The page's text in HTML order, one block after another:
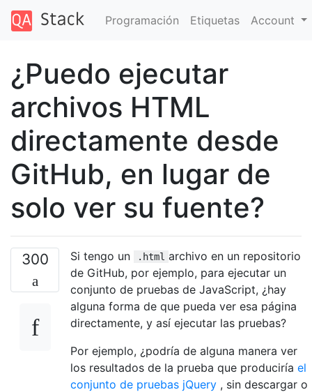
Programación Etiquetas Account
¿Puedo ejecutar
archivos HTML
directamente desde
GitHub, en lugar de
solo ver su fuente?
300 Si tengo un .html archivo en un repositorio
de GitHub, por ejemplo, para ejecutar un
conjunto de pruebas de JavaScript, ¿hay
alguna forma de que pueda ver esa página
directamente, y así ejecutar las pruebas?
Por ejemplo, ¿podría de alguna manera ver
los resultados de la prueba que produciría el
conjunto de pruebas jQuery , sin descargar o